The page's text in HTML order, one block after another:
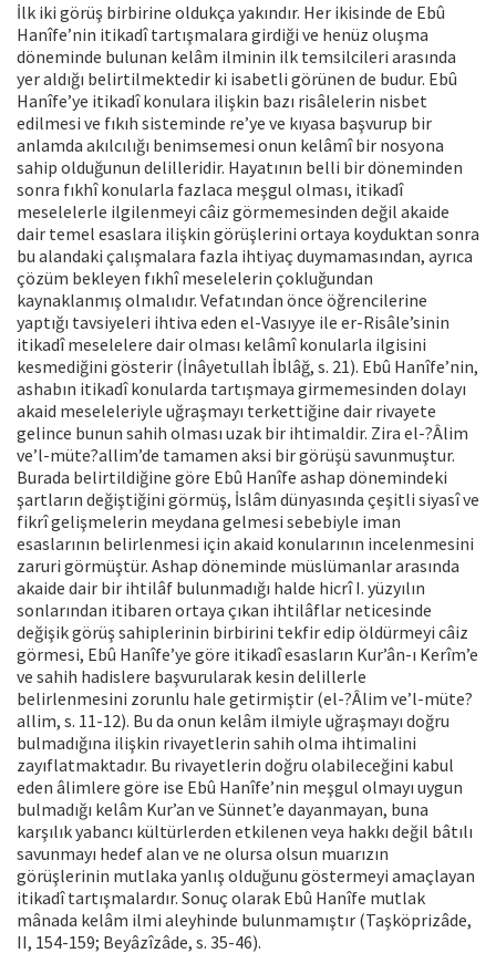
İlk iki görüş birbirine oldukça yakındır. Her ikisinde de Ebû
Hanîfe’nin itikadî tartışmalara girdiği ve henüz oluşma
döneminde bulunan kelâm ilminin ilk temsilcileri arasında
yer aldığı belirtilmektedir ki isabetli görünen de budur. Ebû
Hanîfe’ye itikadî konulara ilişkin bazı risâlelerin nisbet
edilmesi ve fıkıh sisteminde re’ye ve kıyasa başvurup bir
anlamda akılcılığı benimsemesi onun kelâmî bir nosyona
sahip olduğunun delilleridir. Hayatının belli bir döneminden
sonra fıkhî konularla fazlaca meşgul olması, itikadî
meselelerle ilgilenmeyi câiz görmemesinden değil akaide
dair temel esaslara ilişkin görüşlerini ortaya koyduktan sonra
bu alandaki çalışmalara fazla ihtiyaç duymamasından, ayrıca
çözüm bekleyen fıkhî meselelerin çokluğundan
kaynaklanmış olmalıdır. Vefatından önce öğrencilerine
yaptığı tavsiyeleri ihtiva eden el-Vasıyye ile er-Risâle’sinin
itikadî meselelere dair olması kelâmî konularla ilgisini
kesmediğini gösterir (İnâyetullah İblâğ, s. 21). Ebû Hanîfe’nin,
ashabın itikadî konularda tartışmaya girmemesinden dolayı
akaid meseleleriyle uğraşmayı terkettiğine dair rivayete
gelince bunun sahih olması uzak bir ihtimaldir. Zira el-?Âlim
ve’l-müte?allim’de tamamen aksi bir görüşü savunmuştur.
Burada belirtildiğine göre Ebû Hanîfe ashap dönemindeki
şartların değiştiğini görmüş, İslâm dünyasında çeşitli siyasî ve
fikrî gelişmelerin meydana gelmesi sebebiyle iman
esaslarının belirlenmesi için akaid konularının incelenmesini
zaruri görmüştür. Ashap döneminde müslümanlar arasında
akaide dair bir ihtilâf bulunmadığı halde hicrî I. yüzyılın
sonlarından itibaren ortaya çıkan ihtilâflar neticesinde
değişik görüş sahiplerinin birbirini tekfir edip öldürmeyi câiz
görmesi, Ebû Hanîfe’ye göre itikadî esasların Kur’ân-ı Kerîm’e
ve sahih hadislere başvurularak kesin delillerle
belirlenmesini zorunlu hale getirmiştir (el-?Âlim ve’l-müte?
allim, s. 11-12). Bu da onun kelâm ilmiyle uğraşmayı doğru
bulmadığına ilişkin rivayetlerin sahih olma ihtimalini
zayıflatmaktadır. Bu rivayetlerin doğru olabileceğini kabul
eden âlimlere göre ise Ebû Hanîfe’nin meşgul olmayı uygun
bulmadığı kelâm Kur’an ve Sünnet’e dayanmayan, buna
karşılık yabancı kültürlerden etkilenen veya hakkı değil bâtılı
savunmayı hedef alan ve ne olursa olsun muarızın
görüşlerinin mutlaka yanlış olduğunu göstermeyi amaçlayan
itikadî tartışmalardır. Sonuç olarak Ebû Hanîfe mutlak
mânada kelâm ilmi aleyhinde bulunmamıştır (Taşköprizâde,
II, 154-159; Beyâzîzâde, s. 35-46).